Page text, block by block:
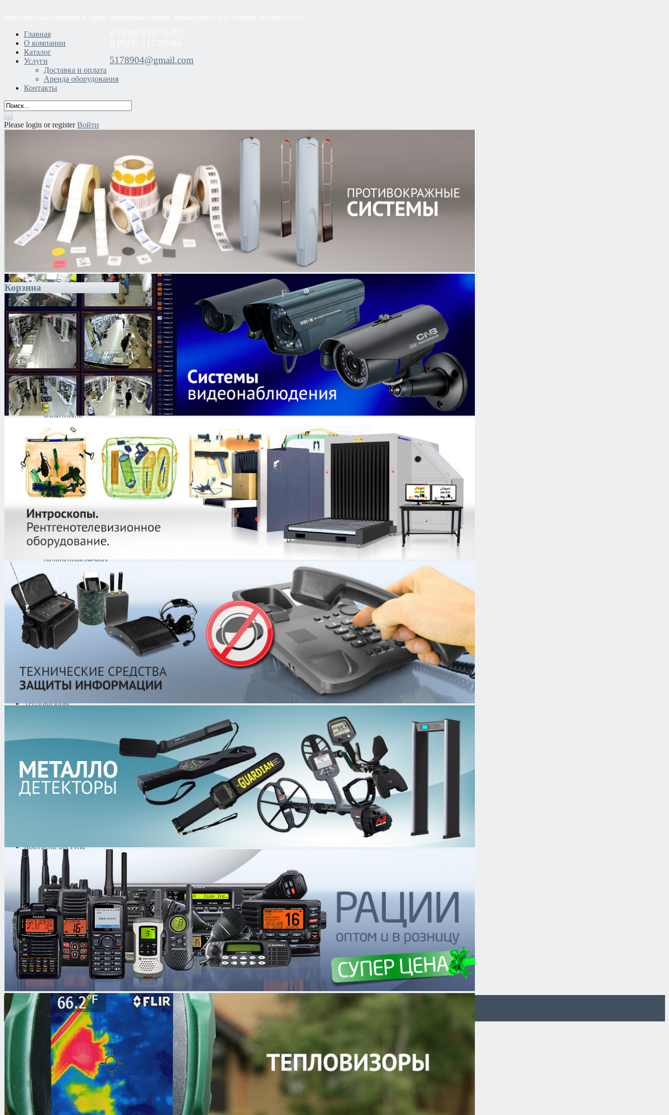
5178904@gmail.com
Главная
О компании
Каталог
Услуги
Доставка и оплата
Аренда оборудования
Контакты
Please login or register Войти
Корзина
Каталог
Антитеррористическое
оборудование
Экспресс-тесты для
обнаружения
наркотиков
Блокираторы Дронов
и БЛА
Обнаружение
взрывных и
наркотических
веществ
Локализация
взрывчатых веществ
Интроскопы /
телевизионное
оборудование
Стационарное
Переносное
Блокираторы
радиоуправляемых
взрывных устройств
Средства
безопасности
индивидуального
применения
Средства
обнаружения
радиоактивных
материалов и
химических веществ
каналов утечки
информации
Технические средства
защиты информации
Тепловизоры
оборудование
шумоочистки
Металлодетекторы
Полиграфы
Противокражные системы
Контроль доступа
Каталог
Антитеррористическое оборудование Интроскопы / Рентгено телевизионное оборудование
Интроскопы / Рентгено телевизионное
оборудование
Стационарное
Переносное
8 (499) 653-76-77 |8 (925) 517-89-04 | opt@gkshield-security.ru